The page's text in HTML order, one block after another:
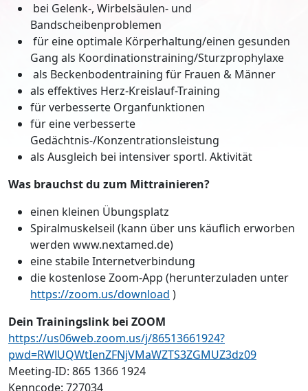
bei Gelenk-, Wirbelsäulen- und
Bandscheibenproblemen
für eine optimale Körperhaltung/einen gesunden
Gang als Koordinationstraining/Sturzprophylaxe
als Beckenbodentraining für Frauen & Männer
als effektives Herz-Kreislauf-Training
für verbesserte Organfunktionen
für eine verbesserte
Gedächtnis-/Konzentrationsleistung
als Ausgleich bei intensiver sportl. Aktivität
​​Was brauchst du zum Mittrainieren?
einen kleinen Übungsplatz
Spiralmuskelseil (kann über uns käuflich erworben
werden www.nextamed.de)
eine stabile Internetverbindung
die kostenlose Zoom-App (herunterzuladen unter
https://zoom.us/download )​
Dein Trainingslink bei ZOOM
https://us06web.zoom.us/j/86513661924?
pwd=RWlUQWtIenZFNjVMaWZTS3ZGMUZ3dz09
Meeting-ID: 865 1366 1924
Kenncode: 727034